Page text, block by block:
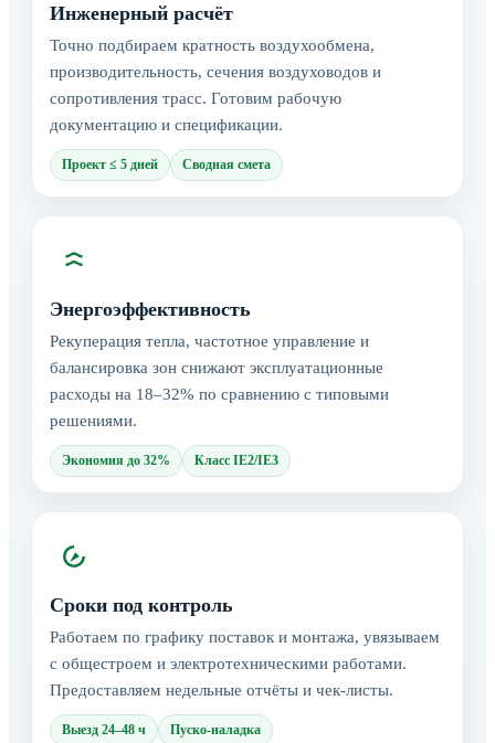
Инженерный расчёт
Точно подбираем кратность воздухообмена,
производительность, сечения воздуховодов и
сопротивления трасс. Готовим рабочую
документацию и спецификации.
Проект ≤ 5 дней Сводная смета
Энергоэффективность
Рекуперация тепла, частотное управление и
балансировка зон снижают эксплуатационные
расходы на 18–32% по сравнению с типовыми
решениями.
Экономия до 32% Класс IE2/IE3
Сроки под контроль
Работаем по графику поставок и монтажа, увязываем
с общестроем и электротехническими работами.
Предоставляем недельные отчёты и чек-листы.
Выезд 24–48 ч Пуско-наладка